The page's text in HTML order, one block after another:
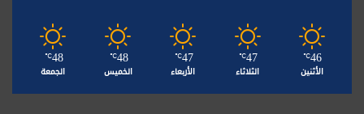
46
℃
الأثنين
47
℃
الثلاثاء
47
℃
الأربعاء
48
℃
الخميس
48
℃
الجمعة